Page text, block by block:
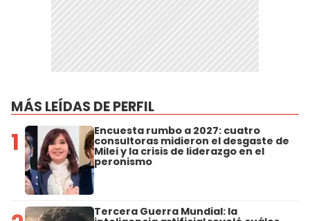
MÁS LEÍDAS DE PERFIL
1 Encuesta rumbo a 2027: cuatro
consultoras midieron el desgaste de
Milei y la crisis de liderazgo en el
peronismo
Tercera Guerra Mundial: la